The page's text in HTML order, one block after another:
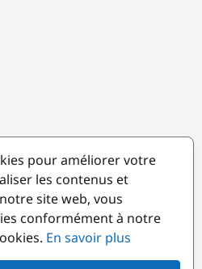
pour améliorer votre
les contenus et
site web, vous
conformément à notre
En savoir plus